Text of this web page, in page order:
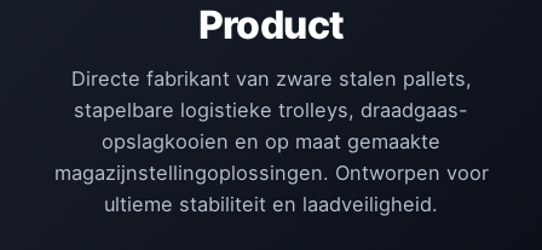
Product
Directe fabrikant van zware stalen pallets,
stapelbare logistieke trolleys, draadgaas-
opslagkooien en op maat gemaakte
magazijnstellingoplossingen. Ontworpen voor
ultieme stabiliteit en laadveiligheid.